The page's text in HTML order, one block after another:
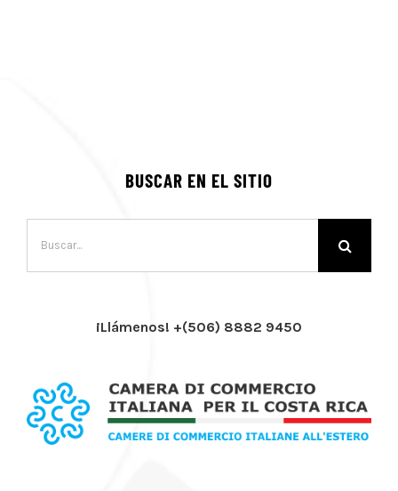
BUSCAR EN EL SITIO
¡Llámenos! +(506) 8882 9450